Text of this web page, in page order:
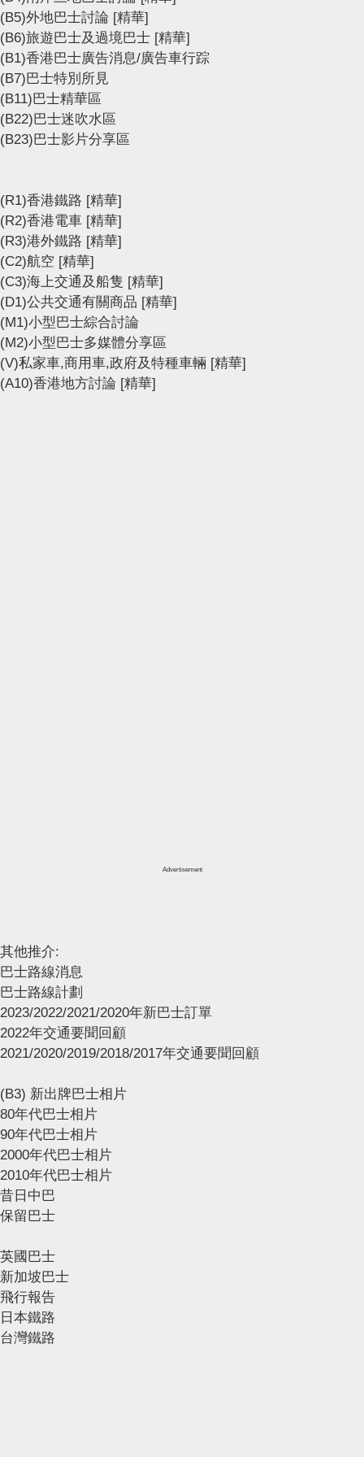
(B5)外地巴士討論 [精華]
(B6)旅遊巴士及過境巴士 [精華]
(B1)香港巴士廣告消息/廣告車行踪
(B7)巴士特別所見
(B11)巴士精華區
(B22)巴士迷吹水區
(B23)巴士影片分享區
(R1)香港鐵路 [精華]
(R2)香港電車 [精華]
(R3)港外鐵路 [精華]
(C2)航空 [精華]
(C3)海上交通及船隻 [精華]
(D1)公共交通有關商品 [精華]
(M1)小型巴士綜合討論
(M2)小型巴士多媒體分享區
(V)私家車,商用車,政府及特種車輛 [精華]
(A10)香港地方討論 [精華]
Advertisement
其他推介:
巴士路線消息
巴士路線計劃
2023/2022/2021/2020年新巴士訂單
2022年交通要聞回顧
2021/2020/2019/2018/2017年交通要聞回顧
(B3) 新出牌巴士相片
80年代巴士相片
90年代巴士相片
2000年代巴士相片
2010年代巴士相片
昔日中巴
保留巴士
英國巴士
新加坡巴士
飛行報告
日本鐵路
台灣鐵路